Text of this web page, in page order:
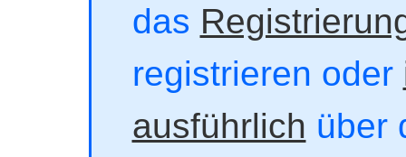
das
registrieren oder
ausführlich über